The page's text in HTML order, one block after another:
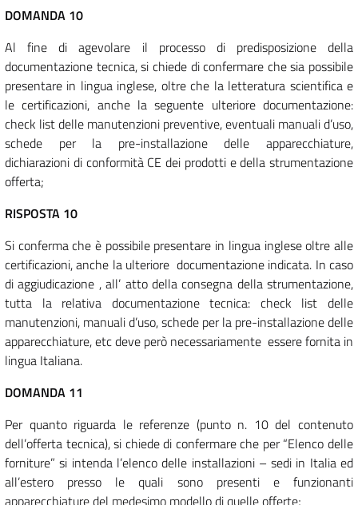
DOMANDA 10
Al fine di agevolare il processo di predisposizione della
documentazione tecnica, si chiede di confermare che sia possibile
presentare in lingua inglese, oltre che la letteratura scientifica e
le certificazioni, anche la seguente ulteriore documentazione:
check list delle manutenzioni preventive, eventuali manuali d’uso,
schede per la pre-installazione delle apparecchiature,
dichiarazioni di conformità CE dei prodotti e della strumentazione
offerta;
RISPOSTA 10
Si conferma che è possibile presentare in lingua inglese oltre alle
certificazioni, anche la ulteriore documentazione indicata. In caso
di aggiudicazione , all’ atto della consegna della strumentazione,
tutta la relativa documentazione tecnica: check list delle
manutenzioni, manuali d’uso, schede per la pre-installazione delle
apparecchiature, etc deve però necessariamente essere fornita in
lingua Italiana.
DOMANDA 11
Per quanto riguarda le referenze (punto n. 10 del contenuto
dell’offerta tecnica), si chiede di confermare che per “Elenco delle
forniture” si intenda l’elenco delle installazioni – sedi in Italia ed
all’estero presso le quali sono presenti e funzionanti